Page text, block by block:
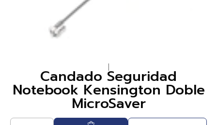
Candado Seguridad
Notebook Kensington Doble
MicroSaver